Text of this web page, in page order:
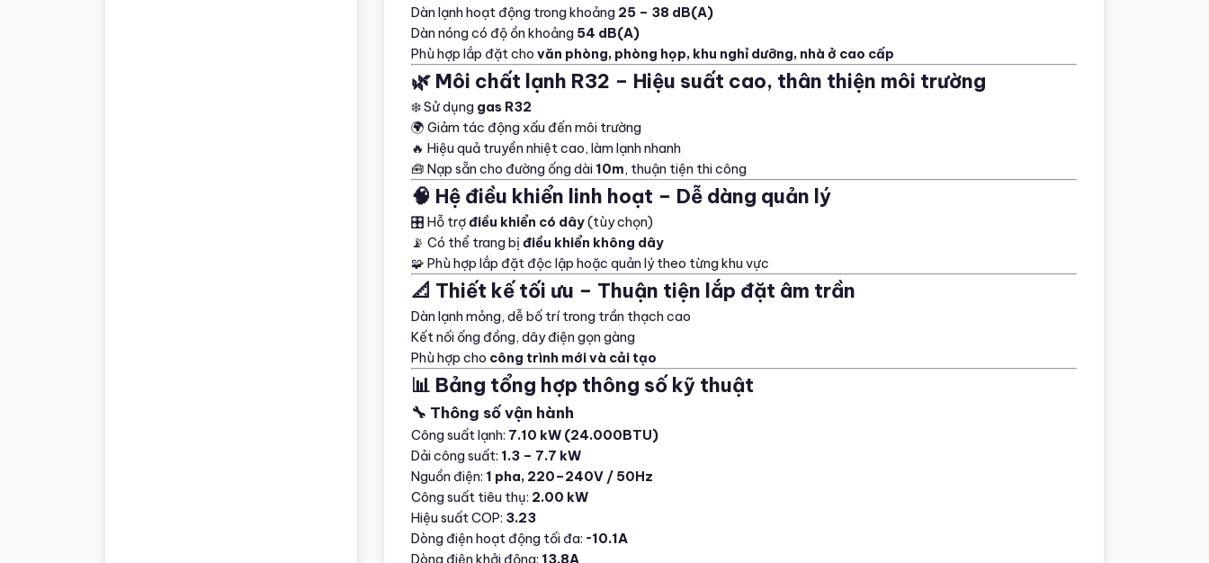
Dàn lạnh hoạt động trong khoảng 25 – 38 dB(A)
Dàn nóng có độ ồn khoảng 54 dB(A)
Phù hợp lắp đặt cho văn phòng, phòng họp, khu nghỉ dưỡng, nhà ở cao cấp
🌿 Môi chất lạnh R32 – Hiệu suất cao, thân thiện môi trường
❄️ Sử dụng gas R32
🌍 Giảm tác động xấu đến môi trường
🔥 Hiệu quả truyền nhiệt cao, làm lạnh nhanh
🧰 Nạp sẵn cho đường ống dài 10m, thuận tiện thi công
🧠 Hệ điều khiển linh hoạt – Dễ dàng quản lý
🎛️ Hỗ trợđiều khiển có dây(tùy chọn)
📡 Có thể trang bị điều khiển không dây
🧩 Phù hợp lắp đặt độc lập hoặc quản lý theo từng khu vực
📐 Thiết kế tối ưu – Thuận tiện lắp đặt âm trần
Dàn lạnh mỏng, dễ bố trí trong trần thạch cao
Kết nối ống đồng, dây điện gọn gàng
Phù hợp cho công trình mới và cải tạo
📊 Bảng tổng hợp thông số kỹ thuật
🔧 Thông số vận hành
Công suất lạnh: 7.10 kW (24.000BTU)
Dải công suất: 1.3 – 7.7 kW
Nguồn điện: 1 pha, 220–240V / 50Hz
Công suất tiêu thụ: 2.00 kW
Hiệu suất COP: 3.23
Dòng điện hoạt động tối đa: ~10.1A
Dòng điện khởi động: 13.8A